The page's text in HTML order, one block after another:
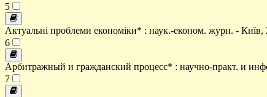
5
Актуальні проблеми економіки* : наук.-економ. журн. - Київ,
6
Арбитражный и гражданский процесс* : научно-практ. и
7